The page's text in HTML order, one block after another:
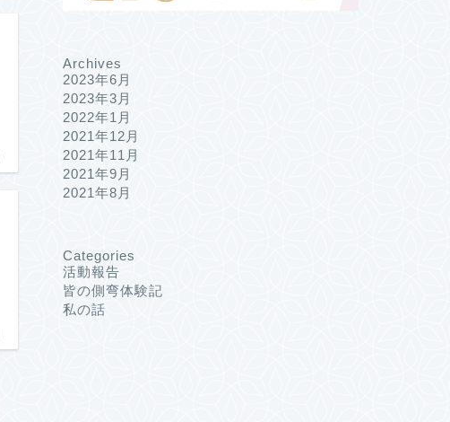
Archives
2023年6月
2023年3月
2022年1月
2021年12月
2021年11月
2021年9月
2021年8月
Categories
活動報告
皆の側弯体験記
私の話